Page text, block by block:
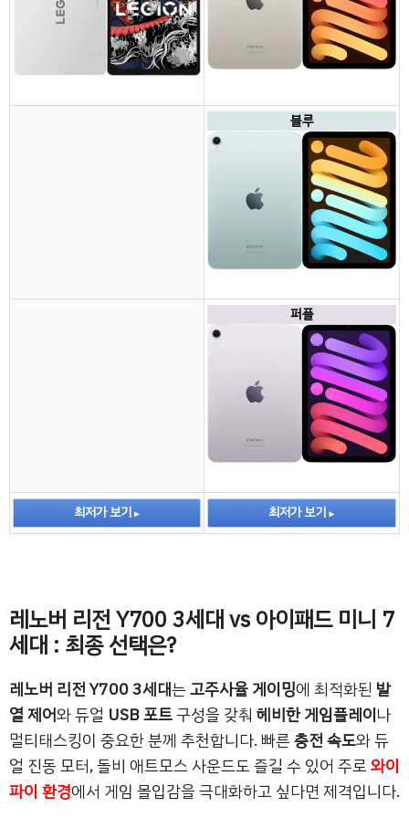
블루
퍼플
최저가 보기 최저가 보기
레노버 리전 Y700 3세대 vs 아이패드 미니 7
세대 : 최종 선택은?
레노버 리전 Y700 3세대는고주사율 게이밍에 최적화된 발
열 제어와 듀얼 USB 포트구성을 갖춰 헤비한 게임플레이나
멀티태스킹이 중요한 분께 추천합니다. 빠른충전 속도와 듀
얼 진동 모터, 돌비 애트모스 사운드도 즐길 수 있어 주로와이
파이 환경에서 게임 몰입감을 극대화하고 싶다면 제격입니다.